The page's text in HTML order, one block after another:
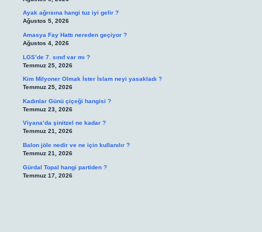
Ayak ağrısına hangi tuz iyi gelir ?
Ağustos 5, 2026
Amasya Fay Hattı nereden geçiyor ?
Ağustos 4, 2026
LGS’de 7. sınıf var mı ?
Temmuz 25, 2026
Kim Milyoner Olmak İster İslam neyi yasakladı ?
Temmuz 25, 2026
Kadınlar Günü çiçeği hangisi ?
Temmuz 23, 2026
Viyana’da şinitzel ne kadar ?
Temmuz 21, 2026
Balon jöle nedir ve ne için kullanılır ?
Temmuz 21, 2026
Gürdal Topal hangi partiden ?
Temmuz 17, 2026